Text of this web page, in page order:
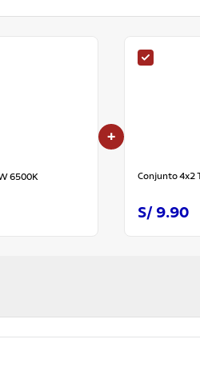
6500K
+
Conjunto 4x2
S/ 9.90